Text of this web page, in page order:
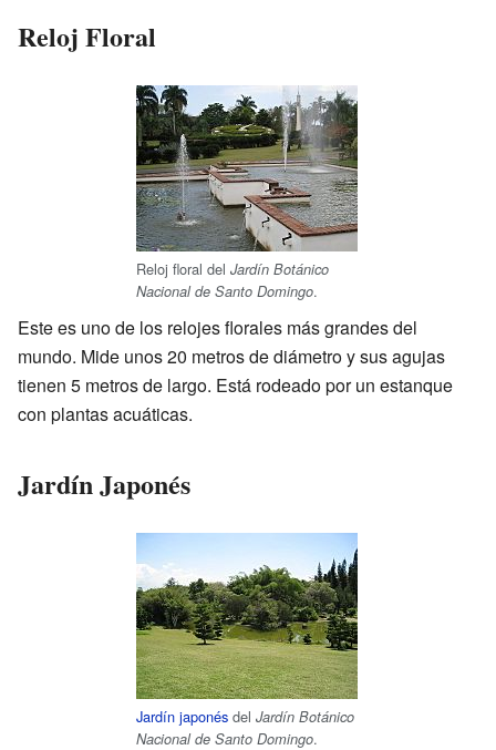
Reloj Floral
Reloj floral del Jardín Botánico
Nacional de Santo Domingo.
Este es uno de los relojes florales más grandes del
mundo. Mide unos 20 metros de diámetro y sus agujas
tienen 5 metros de largo. Está rodeado por un estanque
con plantas acuáticas.
Jardín Japonés
Jardín japonés del Jardín Botánico
Nacional de Santo Domingo.